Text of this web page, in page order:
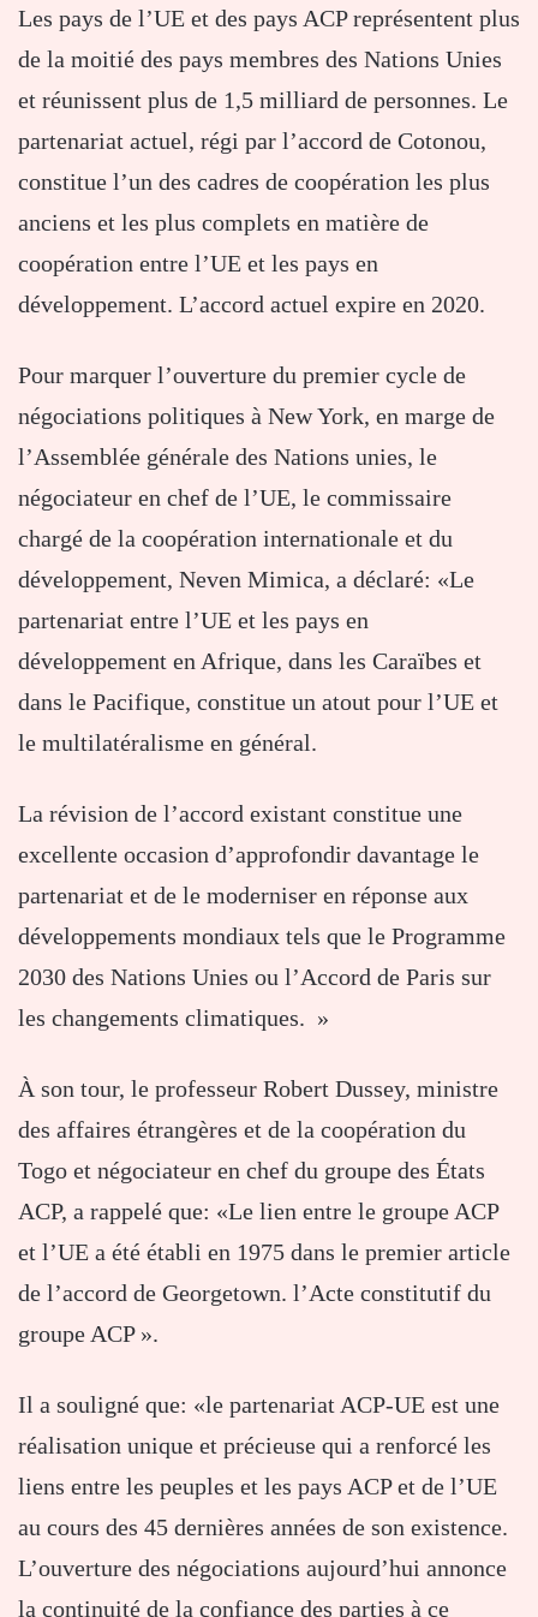
Les pays de l’UE et des pays ACP représentent plus
de la moitié des pays membres des Nations Unies
et réunissent plus de 1,5 milliard de personnes. Le
partenariat actuel, régi par l’accord de Cotonou,
constitue l’un des cadres de coopération les plus
anciens et les plus complets en matière de
coopération entre l’UE et les pays en
développement. L’accord actuel expire en 2020.
Pour marquer l’ouverture du premier cycle de
négociations politiques à New York, en marge de
l’Assemblée générale des Nations unies, le
négociateur en chef de l’UE, le commissaire
chargé de la coopération internationale et du
développement, Neven Mimica, a déclaré: «Le
partenariat entre l’UE et les pays en
développement en Afrique, dans les Caraïbes et
dans le Pacifique, constitue un atout pour l’UE et
le multilatéralisme en général.
La révision de l’accord existant constitue une
excellente occasion d’approfondir davantage le
partenariat et de le moderniser en réponse aux
développements mondiaux tels que le Programme
2030 des Nations Unies ou l’Accord de Paris sur
les changements climatiques. »
À son tour, le professeur Robert Dussey, ministre
des affaires étrangères et de la coopération du
Togo et négociateur en chef du groupe des États
ACP, a rappelé que: «Le lien entre le groupe ACP
et l’UE a été établi en 1975 dans le premier article
de l’accord de Georgetown. l’Acte constitutif du
groupe ACP ».
Il a souligné que: «le partenariat ACP-UE est une
réalisation unique et précieuse qui a renforcé les
liens entre les peuples et les pays ACP et de l’UE
au cours des 45 dernières années de son existence.
L’ouverture des négociations aujourd’hui annonce
la continuité de la confiance des parties à ce